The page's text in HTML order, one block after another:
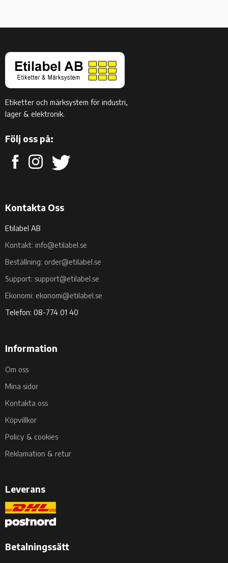
Etiketter och märksystem för industri,
lager & elektronik.
Följ oss på:
Kontakta Oss
Etilabel AB
Kontakt: info@etilabel.se
Beställning: order@etilabel.se
Support: support@etilabel.se
Ekonomi: ekonomi@etilabel.se
Telefon: 08-774 01 40
Information
Om oss
Mina sidor
Kontakta oss
Köpvillkor
Policy & cookies
Reklamation & retur
Leverans
Betalningssätt